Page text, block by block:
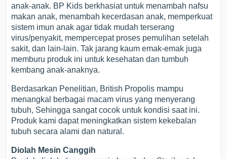
anak-anak. BP Kids berkhasiat untuk menambah nafsu
makan anak, menambah kecerdasan anak, memperkuat
sistem imun anak agar tidak mudah terserang
virus/penyakit, mempercepat proses pemulihan setelah
sakit, dan lain-lain. Tak jarang kaum emak-emak juga
memburu produk ini untuk kesehatan dan tumbuh
kembang anak-anaknya.
Berdasarkan Penelitian, British Propolis mampu
menangkal berbagai macam virus yang menyerang
tubuh, Sehingga sangat cocok untuk kondisi saat ini.
Produk kami dapat meningkatkan sistem kekebalan
tubuh secara alami dan natural.
Diolah Mesin Canggih